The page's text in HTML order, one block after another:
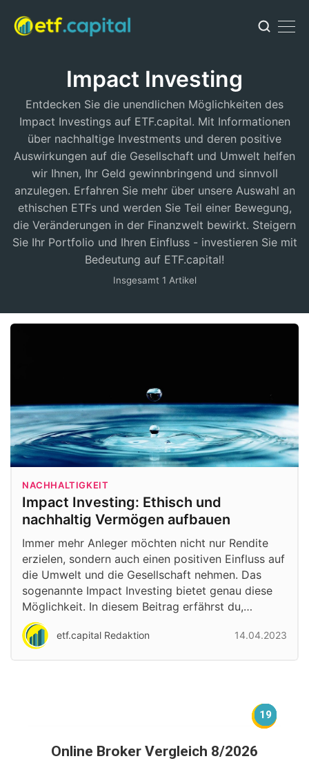
Impact Investing
Entdecken Sie die unendlichen Möglichkeiten des
Impact Investings auf ETF.capital. Mit Informationen
über nachhaltige Investments und deren positive
Auswirkungen auf die Gesellschaft und Umwelt helfen
wir Ihnen, Ihr Geld gewinnbringend und sinnvoll
anzulegen. Erfahren Sie mehr über unsere Auswahl an
ethischen ETFs und werden Sie Teil einer Bewegung,
die Veränderungen in der Finanzwelt bewirkt. Steigern
Sie Ihr Portfolio und Ihren Einfluss - investieren Sie mit
Bedeutung auf ETF.capital!
Insgesamt 1 Artikel
NACHHALTIGKEIT
Impact Investing: Ethisch und
nachhaltig Vermögen aufbauen
Immer mehr Anleger möchten nicht nur Rendite
erzielen, sondern auch einen positiven Einfluss auf
die Umwelt und die Gesellschaft nehmen. Das
sogenannte Impact Investing bietet genau diese
Möglichkeit. In diesem Beitrag erfährst du,…
etf.capital Redaktion 14.04.2023